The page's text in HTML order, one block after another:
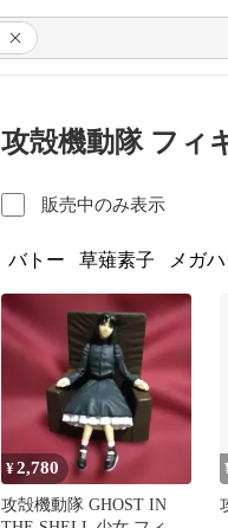
攻殻機動隊 フィ
販売中のみ表示
バトー 草薙素子 メガ
¥2,780
攻殻機動隊 GHOST IN